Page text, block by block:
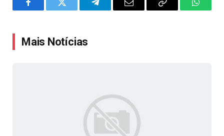
FacebookTwitter TelegramEmail
Copy
Mais Notícias